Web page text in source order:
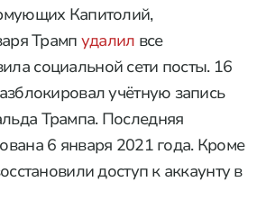
Капитолий,
Трамп удалил все
социальной сети посты. 16
учётную запись
Трампа. Последняя
6 января 2021 года. Кроме
доступ к аккаунту в